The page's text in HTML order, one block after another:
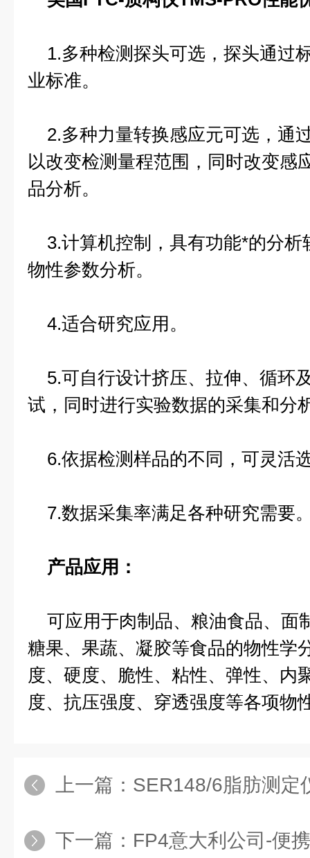
1.多种检测探头可选，探头通过
业标准。
2.多种力量转换感应元可选，通
以改变检测量程范围，同时改变感
品分析。
3.计算机控制，具有功能*的分析
物性参数分析。
4.适合研究应用。
5.可自行设计挤压、拉伸、循环
试，同时进行实验数据的采集和分
6.依据检测样品的不同，可灵活
7.数据采集率满足各种研究需要
产品应用：
可应用于肉制品、粮油食品、面
糖果、果蔬、凝胶等食品的物性学
度、硬度、脆性、粘性、弹性、内
度、抗压强度、穿透强度等各项物
上一篇： SER148/6脂肪测定
下一篇： FP4意大利公司-便